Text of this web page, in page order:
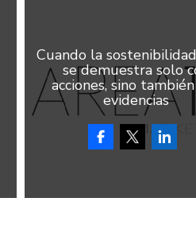
Cuando la
se demuestra solo
acciones, sino
evidencias